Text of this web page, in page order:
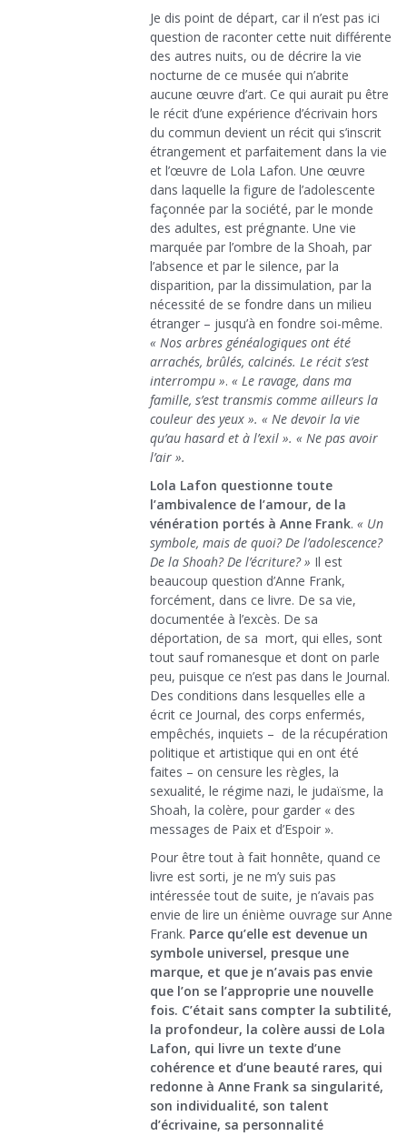
Je dis point de départ, car il n’est pas ici
question de raconter cette nuit différente
des autres nuits, ou de décrire la vie
nocturne de ce musée qui n’abrite
aucune œuvre d’art. Ce qui aurait pu être
le récit d’une expérience d’écrivain hors
du commun devient un récit qui s’inscrit
étrangement et parfaitement dans la vie
et l’œuvre de Lola Lafon. Une œuvre
dans laquelle la figure de l’adolescente
façonnée par la société, par le monde
des adultes, est prégnante. Une vie
marquée par l’ombre de la Shoah, par
l’absence et par le silence, par la
disparition, par la dissimulation, par la
nécessité de se fondre dans un milieu
étranger – jusqu’à en fondre soi-même.
« Nos arbres généalogiques ont été
arrachés, brûlés, calcinés. Le récit s’est
interrompu ». « Le ravage, dans ma
famille, s’est transmis comme ailleurs la
couleur des yeux ». « Ne devoir la vie
qu’au hasard et à l’exil ». « Ne pas avoir
l’air ».
Lola Lafon questionne toute
l’ambivalence de l’amour, de la
vénération portés à Anne Frank. « Un
symbole, mais de quoi? De l’adolescence?
De la Shoah? De l’écriture? » Il est
beaucoup question d’Anne Frank,
forcément, dans ce livre. De sa vie,
documentée à l’excès. De sa
déportation, de sa mort, qui elles, sont
tout sauf romanesque et dont on parle
peu, puisque ce n’est pas dans le Journal.
Des conditions dans lesquelles elle a
écrit ce Journal, des corps enfermés,
empêchés, inquiets – de la récupération
politique et artistique qui en ont été
faites – on censure les règles, la
sexualité, le régime nazi, le judaïsme, la
Shoah, la colère, pour garder « des
messages de Paix et d’Espoir ».
Pour être tout à fait honnête, quand ce
livre est sorti, je ne m’y suis pas
intéressée tout de suite, je n’avais pas
envie de lire un énième ouvrage sur Anne
Frank. Parce qu’elle est devenue un
symbole universel, presque une
marque, et que je n’avais pas envie
que l’on se l’approprie une nouvelle
fois. C’était sans compter la subtilité,
la profondeur, la colère aussi de Lola
Lafon, qui livre un texte d’une
cohérence et d’une beauté rares, qui
redonne à Anne Frank sa singularité,
son individualité, son talent
d’écrivaine, sa personnalité